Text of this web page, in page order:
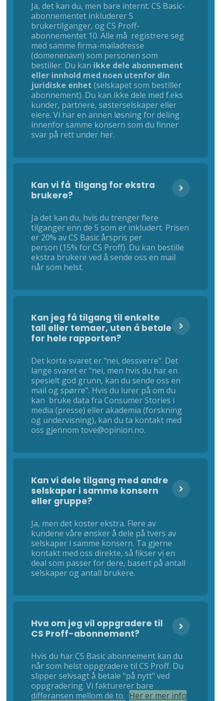
Ja, det kan du, men bare internt. CS Basic-
abonnementet inkluderer 5
brukertilganger, og CS Proff-
abonnementet 10. Alle må registrere seg
med samme firma-mailadresse
(domenenavn) som personen som
bestiller. Du kan ikke dele abonnement
eller innhold med noen utenfor din
juridiske enhet (selskapet som bestiller
abonnement). Du kan ikke dele med f.eks
kunder, partnere, søsterselskaper eller
eiere. Vi har en annen løsning for deling
innenfor samme konsern som du finner
svar på rett under her.
Kan vi få tilgang for ekstra
brukere?
Ja det kan du, hvis du trenger flere
tilganger enn de 5 som er inkludert. Prisen
er 20% av CS Basic årspris per
person (15% for CS Proff). Du kan bestille
ekstra brukere ved å sende oss en mail
når som helst.
Kan jeg få tilgang til enkelte
tall eller temaer, uten å betale
for hele rapporten?
Det korte svaret er "nei, dessverre". Det
lange svaret er "nei, men hvis du har en
spesielt god grunn, kan du sende oss en
mail og spørre". Hvis du lurer på om du
kan bruke data fra Consumer Stories i
media (presse) eller akademia (forskning
og undervisning), kan du ta kontakt med
oss gjennom tove@opinion.no.
Kan vi dele tilgang med andre
selskaper i samme konsern
eller gruppe?
Ja, men det koster ekstra. Flere av
kundene våre ønsker å dele på tvers av
selskaper i samme konsern. Ta gjerne
kontakt med oss direkte, så fikser vi en
deal som passer for dere, basert på antall
selskaper og antall brukere.
Hva om jeg vil oppgradere til
CS Proff-abonnement?
Hvis du har CS Basic abonnement kan du
når som helst oppgradere til CS Proff. Du
slipper selvsagt å betale "på nytt" ved
oppgradering. Vi fakturerer bare
differansen mellom de to. Her er mer info